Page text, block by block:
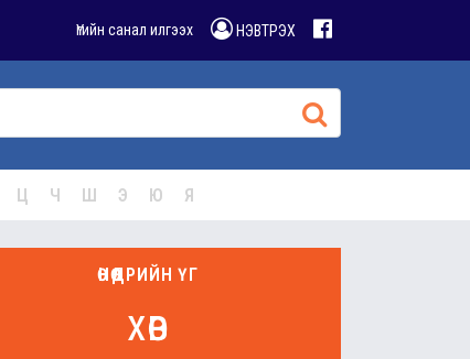
Үгийн санал илгээх НЭВТРЭХ
Ц Ч Ш Э Ю Я
ӨНӨӨДРИЙН ҮГ
хөв